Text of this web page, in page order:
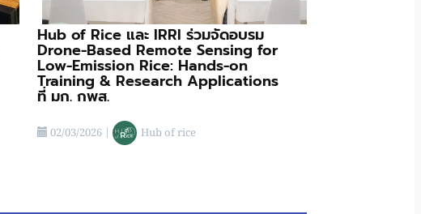
Hub of Rice และ IRRI ร่วมจัดอบรม
Drone-Based Remote Sensing for
Low-Emission Rice: Hands-on
Training & Research Applications
ที่ มก. กพส.
02/03/2026 | Hub of rice